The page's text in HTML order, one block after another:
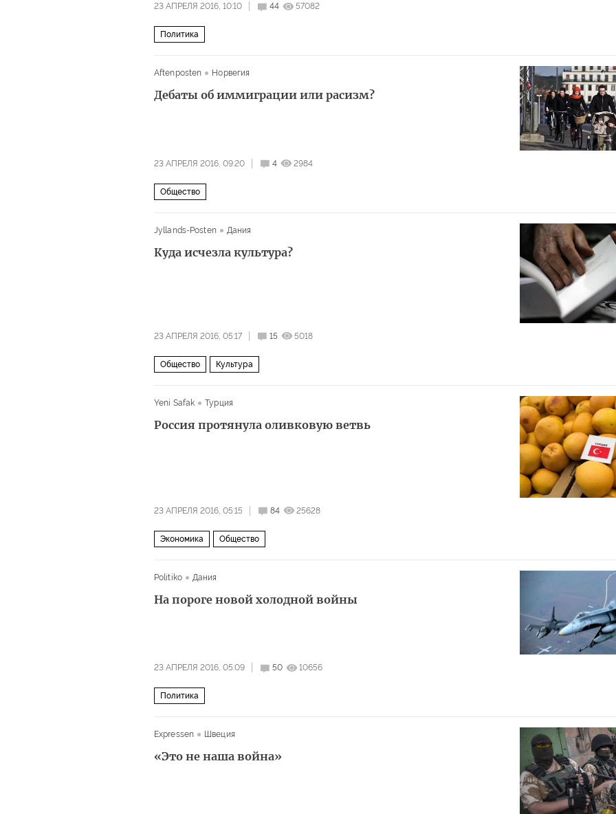
23 АПРЕЛЯ 2016, 10:10 44 57082
Политика
Aftenposten Норвегия
Дебаты об иммиграции или расизм?
23 АПРЕЛЯ 2016, 09:20 4 2984
Общество
Jyllands-Posten Дания
Куда исчезла культура?
23 АПРЕЛЯ 2016, 05:17 15 5018
Общество Культура
Yeni Safak Турция
Россия протянула оливковую ветвь
23 АПРЕЛЯ 2016, 05:15 84 25628
Экономика Общество
Politiko Дания
На пороге новой холодной войны
23 АПРЕЛЯ 2016, 05:09 50 10656
Политика
Expressen Швеция
«Это не наша война»